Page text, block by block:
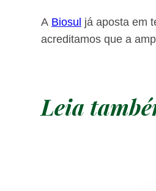
A Biosul já aposta em
acreditamos que a
Leia